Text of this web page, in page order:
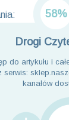
58%
Drogi
do artykułu i
kanałów